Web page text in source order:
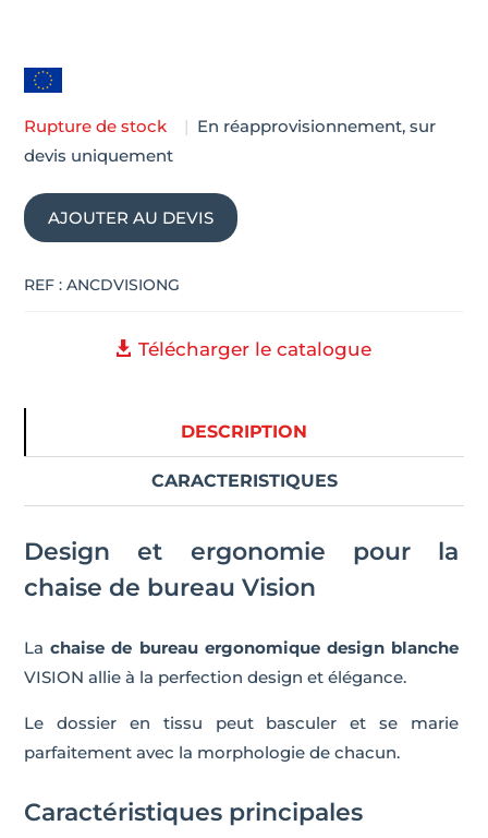
Rupture de stock | En réapprovisionnement, sur
devis uniquement
AJOUTER AU DEVIS
REF :ANCDVISIONG
Télécharger le catalogue
DESCRIPTION
CARACTERISTIQUES
Design et ergonomie pour la
chaise de bureau Vision
Lachaise de bureau ergonomique design blanche
VISION allie à la perfection design et élégance.
Le dossier en tissu peut basculer et se marie
parfaitement avec la morphologie de chacun.
Caractéristiques principales